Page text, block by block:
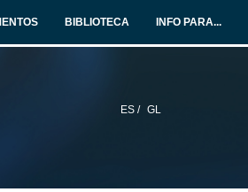
BIBLIOTECA INFO PARA...
ES / GL
18 de feb. de 2008